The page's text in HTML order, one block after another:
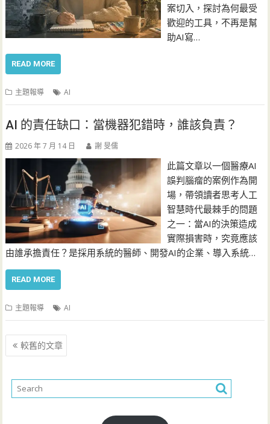
案切入，探討為何最受
歡迎的工具，不再是幫
助AI寫…
READ MORE
主題報導 AI
AI 的責任缺口：當機器犯錯時，誰該負責？
2026 年 7 月 14 日 謝 旻儒
此篇文章以一個醫療AI
誤判腦瘤的案例作為開
場，帶領讀者思考人工
智慧時代最棘手的問題
之一：當AI的決策造成
實際損害時，究竟應該
由誰承擔責任？是採用系統的醫師、開發AI的企業、導入系統…
READ MORE
主題報導 AI
文
章
覽
較舊的文章